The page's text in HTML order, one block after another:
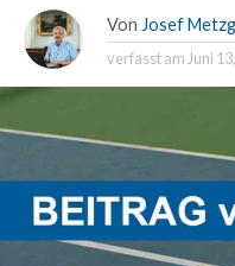
Von Josef
verfasst am Juni